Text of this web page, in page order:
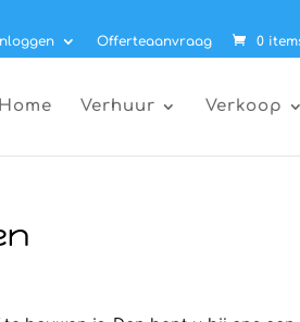
Inloggen Offerteaanvraag 0
Home Verhuur Verkoop